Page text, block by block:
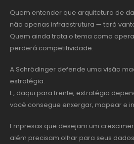
Quem entender que arquitetura de
não apenas infraestrutura — terá
Quem ainda trata o tema como
perderá competitividade.
A Schrödinger defende uma visão
estratégia.
E, daqui para frente, estratégia
você consegue enxergar, mapear e
Empresas que desejam um
além precisam olhar para seus